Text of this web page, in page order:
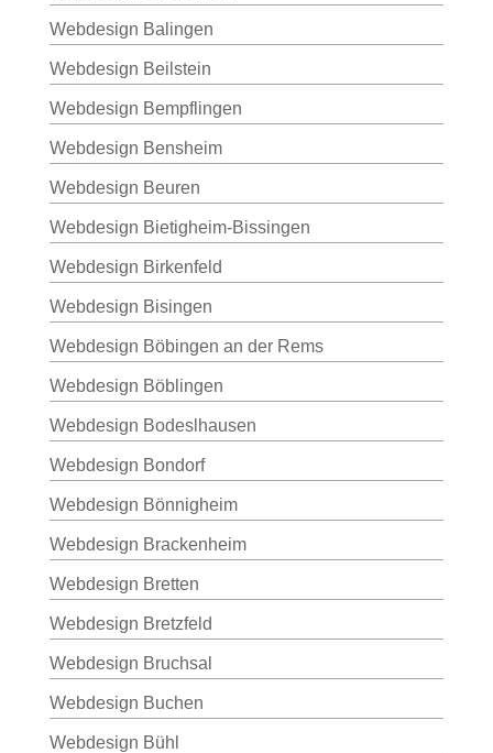
Webdesign Balingen
Webdesign Beilstein
Webdesign Bempflingen
Webdesign Bensheim
Webdesign Beuren
Webdesign Bietigheim-Bissingen
Webdesign Birkenfeld
Webdesign Bisingen
Webdesign Böbingen an der Rems
Webdesign Böblingen
Webdesign Bodeslhausen
Webdesign Bondorf
Webdesign Bönnigheim
Webdesign Brackenheim
Webdesign Bretten
Webdesign Bretzfeld
Webdesign Bruchsal
Webdesign Buchen
Webdesign Bühl